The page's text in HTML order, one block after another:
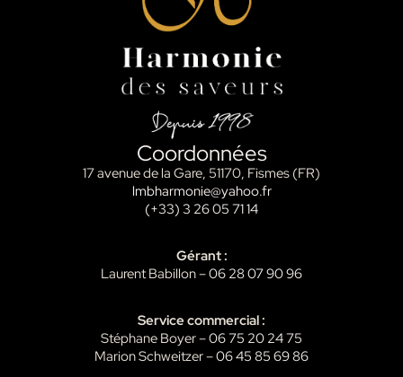
Coordonnées
17 avenue de la Gare, 51170, Fismes (FR)
lmbharmonie@yahoo.fr
(+33) 3 26 05 71 14
Gérant :
Laurent Babillon –06 28 07 90 96
Service commercial :
Stéphane Boyer –06 75 20 24 75
Marion Schweitzer –06 45 85 69 86